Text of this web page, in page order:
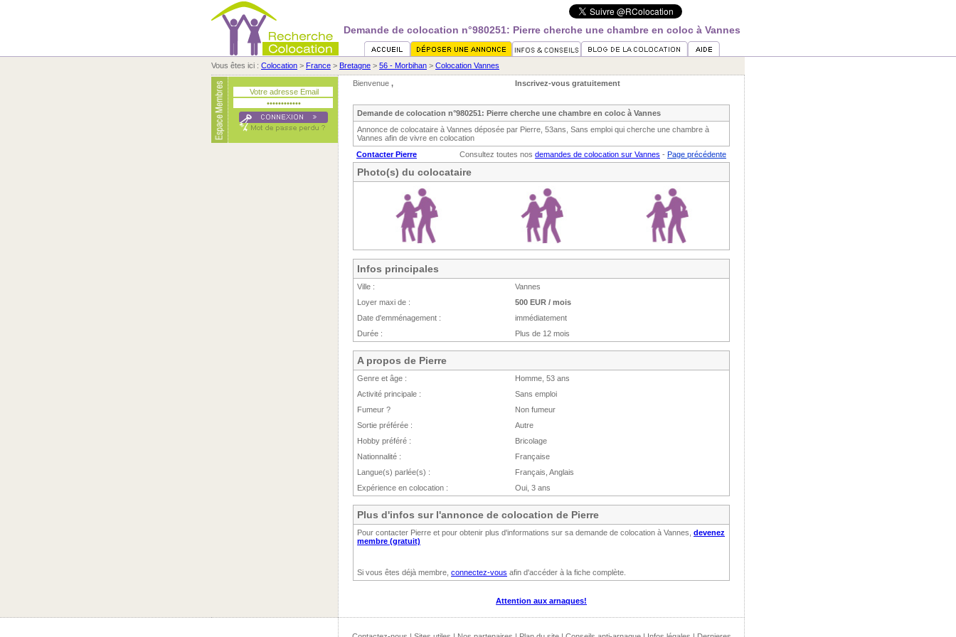
Demande de colocation n°980251: Pierre cherche une chambre en coloc à Vannes
Vous êtes ici : Colocation > France > Bretagne > 56 - Morbihan > Colocation Vannes
Bienvenue , Inscrivez-vous gratuitement
Demande de colocation n°980251: Pierre cherche une chambre en coloc à Vannes
Annonce de colocataire à Vannes déposée par Pierre, 53ans, Sans emploi qui cherche une chambre à
Vannes afin de vivre en colocation
Contacter Pierre
Consultez toutes nos demandes de colocation sur Vannes - Page précédente
Photo(s) du colocataire
Infos principales
Ville :
Vannes
Loyer maxi de :
500 EUR / mois
Date d'emménagement :
immédiatement
Durée :
Plus de 12 mois
A propos de Pierre
Genre et âge :
Homme, 53 ans
Activité principale :
Sans emploi
Fumeur ?
Non fumeur
Sortie préférée :
Autre
Hobby préféré :
Bricolage
Nationnalité :
Française
Langue(s) parlée(s) :
Français, Anglais
Expérience en colocation :
Oui, 3 ans
Plus d'infos sur l'annonce de colocation de Pierre
Pour contacter Pierre et pour obtenir plus d'informations sur sa demande de colocation à Vannes, devenez
membre (gratuit)
Si vous êtes déjà membre, connectez-vous afin d'accéder à la fiche complète.
Attention aux arnaques!